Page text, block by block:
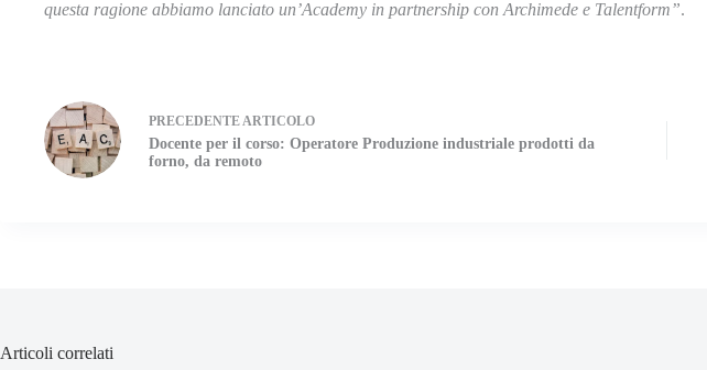
questa ragione abbiamo lanciato un’Academy in partnership con Archimede e Talentform”.
PRECEDENTE ARTICOLO
Docente per il corso: Operatore Produzione industriale prodotti da
forno, da remoto
Articoli correlati